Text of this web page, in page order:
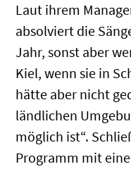
Laut ihrem
absolviert die
Jahr, sonst aber
Kiel, wenn sie in
hätte aber nicht
ländlichen
möglich ist“.
Programm mit